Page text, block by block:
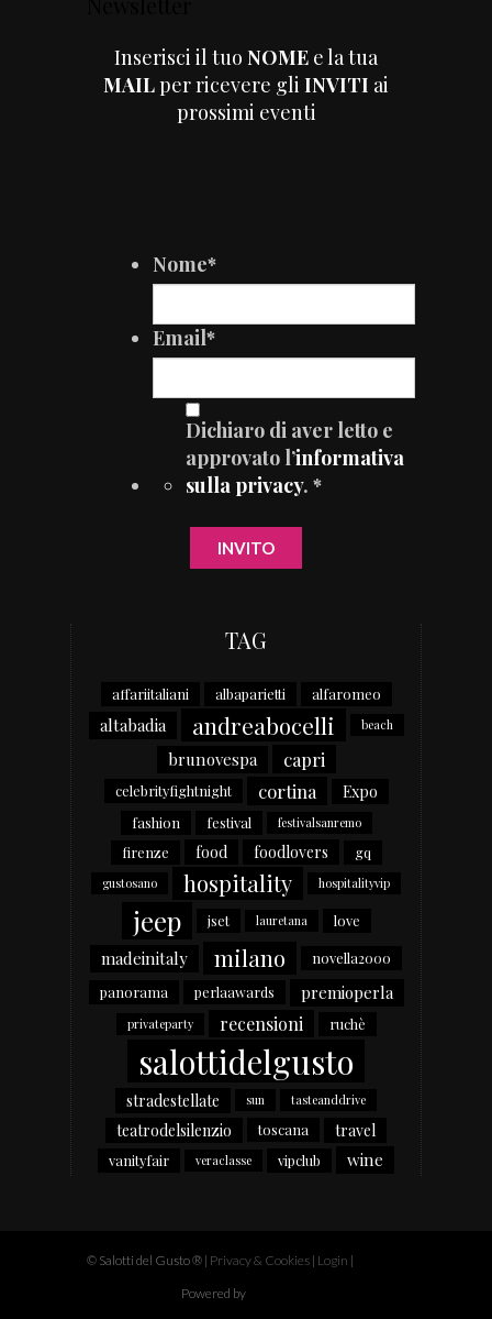
Inserisci il tuo NOME e la tua
MAILper ricevere gli INVITI ai
prossimi eventi
Nome*
Email*
Dichiaro di aver letto e
approvato l’informativa
sulla privacy. *
TAG
affariitaliani albaparietti alfaromeo
altabadia andreabocelli beach
brunovespa capri
celebrityfightnight cortina Expo
fashion festival festivalsanremo
firenze food foodlovers gq
gustosano hospitality hospitalityvip
jeep jset lauretana love
madeinitaly milano
novella2000
panorama
perlaawards premioperla
privateparty recensioni ruchè
salottidelgusto
stradestellate sun tasteanddrive
teatrodelsilenzio toscana travel
vanityfair veraclasse vipclub wine
© Salotti del Gusto ® | Privacy & Cookies | Login |
Powered by